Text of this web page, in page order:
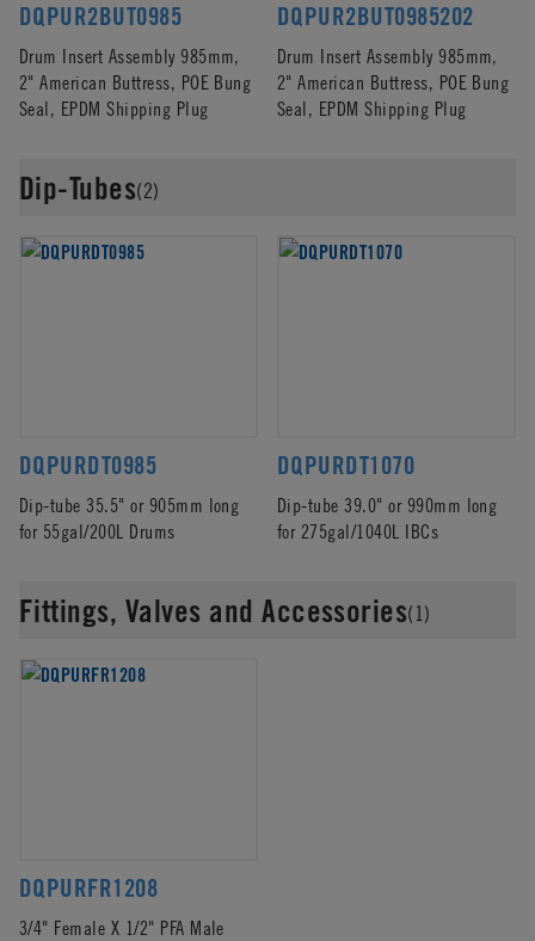
DQPUR2BUT0985
Drum Insert Assembly 985mm,
2" American Buttress, POE Bung
Seal, EPDM Shipping Plug
DQPUR2BUT0985202
Drum Insert Assembly 985mm,
2" American Buttress, POE Bung
Seal, EPDM Shipping Plug
Dip-Tubes(2)
DQPURDT0985
Dip-tube 35.5" or 905mm long
for 55gal/200L Drums
DQPURDT1070
Dip-tube 39.0" or 990mm long
for 275gal/1040L IBCs
Fittings, Valves and Accessories(1)
DQPURFR1208
3/4" Female X 1/2" PFA Male